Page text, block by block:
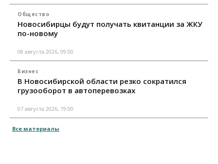
Общество
Новосибирцы будут получать квитанции за ЖКУ
по-новому
08 августа 2026, 09:00
Бизнес
В Новосибирской области резко сократился
грузооборот в автоперевозках
07 августа 2026, 19:00
Все материалы